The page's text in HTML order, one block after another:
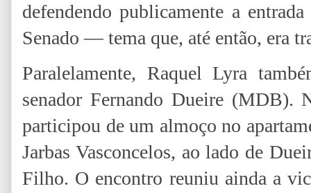
defendendo publicamente a
Senado — tema que, até então, era
Paralelamente, Raquel Lyra
senador Fernando Dueire (MDB).
participou de um almoço no
Jarbas Vasconcelos, ao lado de
Filho. O encontro reuniu ainda a